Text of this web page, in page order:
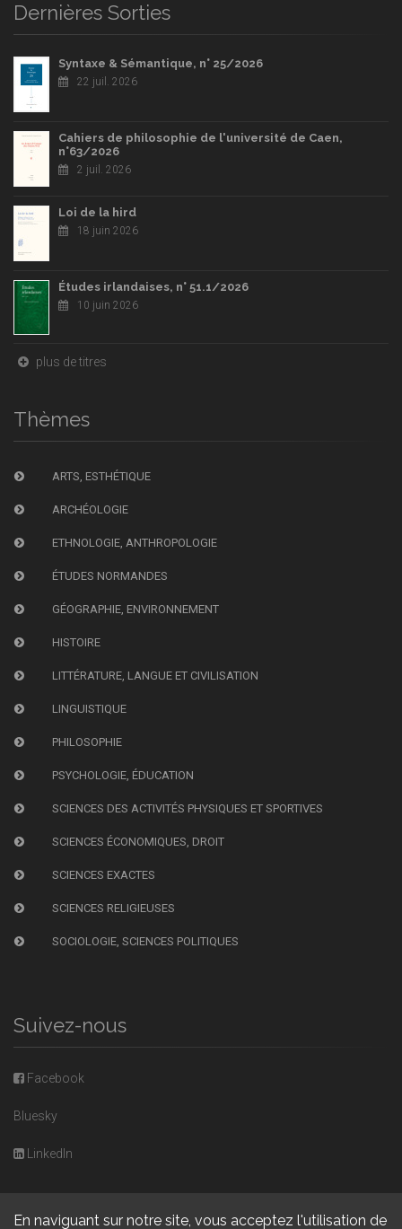
En naviguant sur notre site, vous acceptez l'utilisation de
Dernières Sorties
Syntaxe & Sémantique, n° 25/2026
22 juil. 2026
Cahiers de philosophie de l'université de Caen,
n°63/2026
2 juil. 2026
Loi de la hird
18 juin 2026
Études irlandaises, n° 51.1/2026
10 juin 2026
plus de titres
Thèmes
ARTS, ESTHÉTIQUE
ARCHÉOLOGIE
ETHNOLOGIE, ANTHROPOLOGIE
ÉTUDES NORMANDES
GÉOGRAPHIE, ENVIRONNEMENT
HISTOIRE
LITTÉRATURE, LANGUE ET CIVILISATION
LINGUISTIQUE
PHILOSOPHIE
PSYCHOLOGIE, ÉDUCATION
SCIENCES DES ACTIVITÉS PHYSIQUES ET SPORTIVES
SCIENCES ÉCONOMIQUES, DROIT
SCIENCES EXACTES
SCIENCES RELIGIEUSES
SOCIOLOGIE, SCIENCES POLITIQUES
Suivez-nous
Facebook
Bluesky
LinkedIn